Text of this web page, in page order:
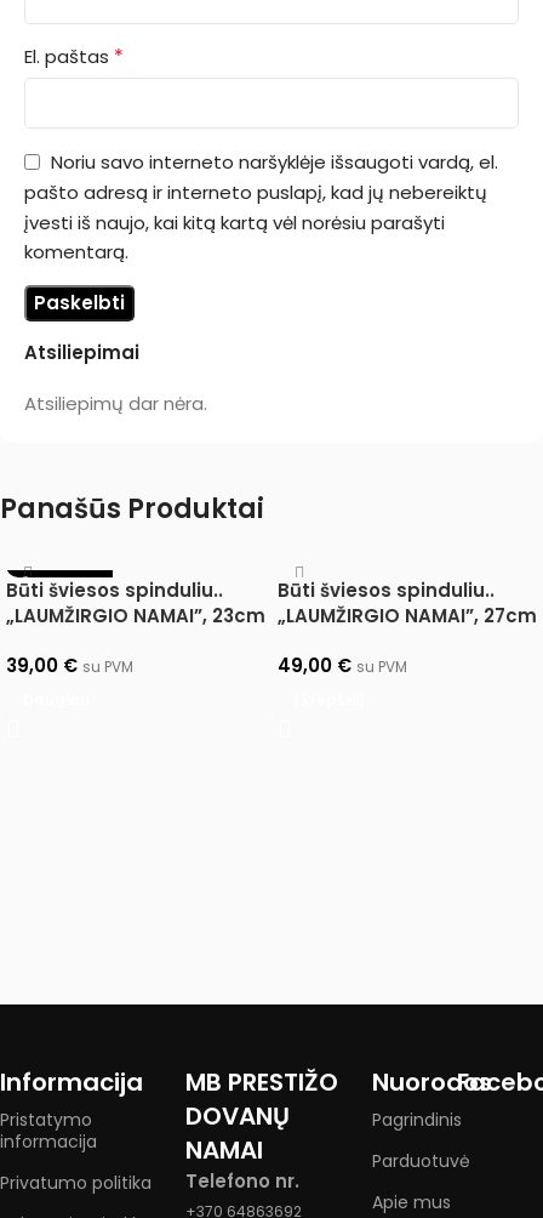
Atsiliepimai
Atsiliepimų dar nėra.
El. paštas *
Noriu savo interneto naršyklėje išsaugoti vardą, el.
pašto adresą ir interneto puslapį, kad jų nebereiktų
įvesti iš naujo, kai kitą kartą vėl norėsiu parašyti
komentarą.
Panašūs Produktai
IŠPARDUOTA
Būti šviesos spinduliu..
„LAUMŽIRGIO NAMAI”, 23cm
39,00 € su PVM
Būti šviesos spinduliu..
„LAUMŽIRGIO NAMAI”, 27cm
49,00 € su PVM
Informacija
Pristatymo
informacija
Privatumo politika
MB PRESTIŽO
DOVANŲ
NAMAI
Telefono nr.
+370 64863692
Nuorodos
Pagrindinis
Parduotuvė
Apie mus